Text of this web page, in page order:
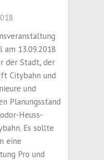
am 13.09.2018
der Stadt, der
Citybahn und
und
Planungsstand
Heuss-
Es sollte
eine
Pro und